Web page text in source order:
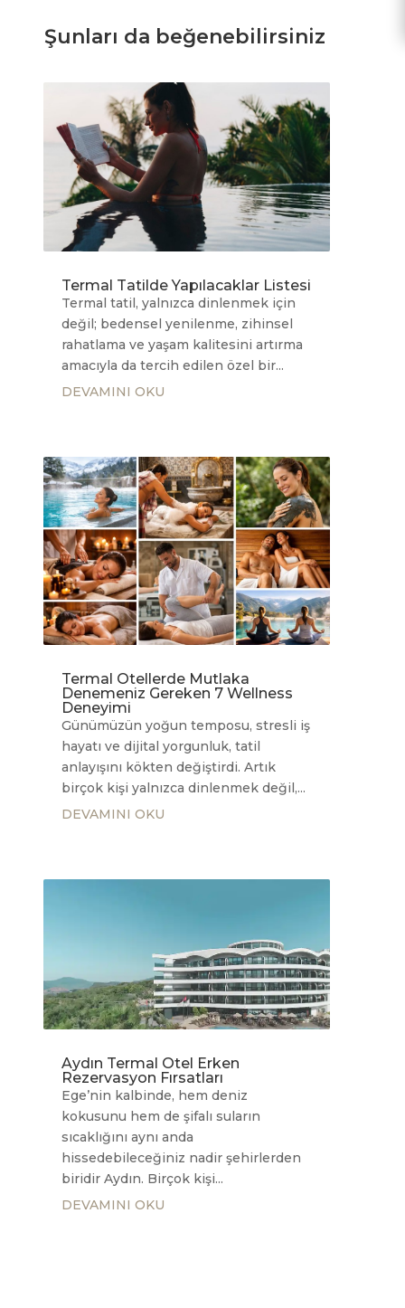
Şunları da beğenebilirsiniz
Termal Tatilde Yapılacaklar Listesi
Termal tatil, yalnızca dinlenmek için
değil; bedensel yenilenme, zihinsel
rahatlama ve yaşam kalitesini artırma
amacıyla da tercih edilen özel bir...
DEVAMINI OKU
Termal Otellerde Mutlaka
Denemeniz Gereken 7 Wellness
Deneyimi
Günümüzün yoğun temposu, stresli iş
hayatı ve dijital yorgunluk, tatil
anlayışını kökten değiştirdi. Artık
birçok kişi yalnızca dinlenmek değil,...
DEVAMINI OKU
Aydın Termal Otel Erken
Rezervasyon Fırsatları
Ege’nin kalbinde, hem deniz
kokusunu hem de şifalı suların
sıcaklığını aynı anda
hissedebileceğiniz nadir şehirlerden
biridir Aydın. Birçok kişi...
DEVAMINI OKU